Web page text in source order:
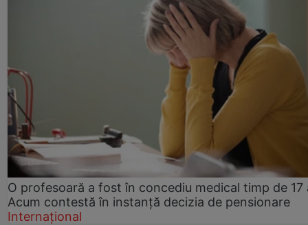
O profesoară a fost în concediu medical timp de 17
Acum contestă în instanță decizia de pensionare
Internațional